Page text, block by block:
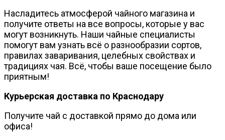
Насладитесь атмосферой чайного магазина и
получите ответы на все вопросы, которые у вас
могут возникнуть. Наши чайные специалисты
помогут вам узнать всё о разнообразии сортов,
правилах заваривания, целебных свойствах и
традициях чая. Всё, чтобы ваше посещение было
приятным!
Курьерская доставка по Краснодару
Получите чай с доставкой прямо до дома или
офиса!